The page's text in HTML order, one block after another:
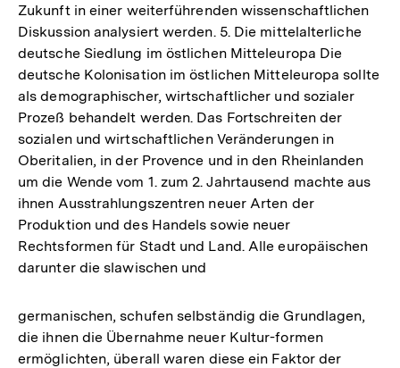
Zukunft in einer weiterführenden wissenschaftlichen
Diskussion analysiert werden. 5. Die mittelalterliche
deutsche Siedlung im östlichen Mitteleuropa Die
deutsche Kolonisation im östlichen Mitteleuropa sollte
als demographischer, wirtschaftlicher und sozialer
Prozeß behandelt werden. Das Fortschreiten der
sozialen und wirtschaftlichen Veränderungen in
Oberitalien, in der Provence und in den Rheinlanden
um die Wende vom 1. zum 2. Jahrtausend machte aus
ihnen Ausstrahlungszentren neuer Arten der
Produktion und des Handels sowie neuer
Rechtsformen für Stadt und Land. Alle europäischen
darunter die slawischen und
germanischen, schufen selbständig die Grundlagen,
die ihnen die Übernahme neuer Kultur-formen
ermöglichten, überall waren diese ein Faktor der